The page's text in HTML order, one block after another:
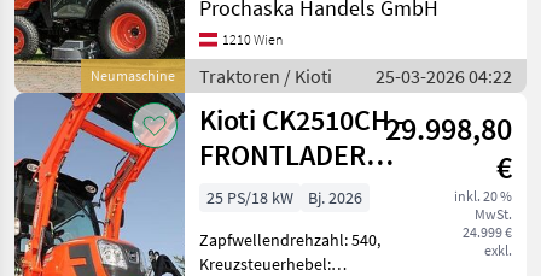
Neumaschine
1.647 ccm, Emissionsstufe 5,
Treibstofftank 25, 0 Liter, 2-
stufiger hydrostatischer
Fahr
Prochaska Handels GmbH
1210 Wien
Traktoren / Kioti 25-03-2026 04:22
Kioti CK2510CH -
FRONTLADER
gratis - solange
Vorrat!!
29.998,80
€
inkl. 20 %
MwSt.
24.999 €
exkl.
25 PS/18 kW
Bj. 2026
Zapfwellendrehzahl: 540,
Kreuzsteuerhebel: